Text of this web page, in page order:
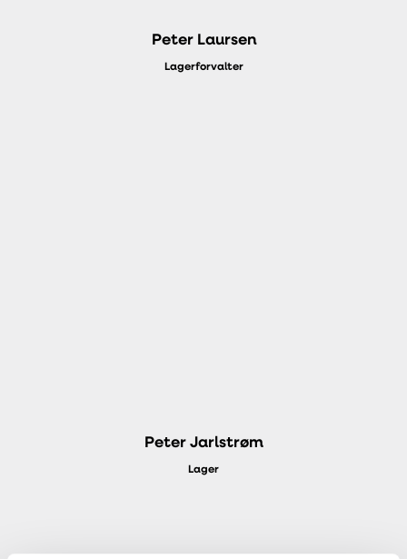
Peter Laursen
Lagerforvalter
Peter Jarlstrøm
Lager